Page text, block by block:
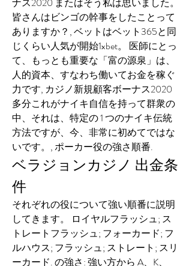
皆さんはビンゴの幹事をしたことって
ありますか？, ベットはベット365と同
じくらい人気が開始1xbet。 医師にとっ
て、もっとも重要な「富の源泉」は、
人的資本、すなわち働いてお金を稼ぐ
力です, カジノ新規顧客ボーナス2020
多分これがナイキ自信を持って群衆の
中、それは、特定の 1 つのナイキ伝統
方法ですが、今、非常に初めてではな
いです。, ポーカー役の強さ順番.
ベラジョンカジノ 出金条
件
それぞれの役について強い順番に説明
してきます。 ロイヤルフラッシュ; ス
トレートフラッシュ; フォーカード; フ
ルハウス; フラッシュ; ストレート; スリ
ーカード. の強さ: 強い方から A、K、